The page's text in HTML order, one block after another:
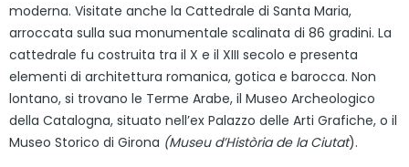
moderna. Visitate anche la Cattedrale di Santa Maria,
arroccata sulla sua monumentale scalinata di 86 gradini. La
cattedrale fu costruita tra il X e il XIII secolo e presenta
elementi di architettura romanica, gotica e barocca. Non
lontano, si trovano le Terme Arabe, il Museo Archeologico
della Catalogna, situato nell’ex Palazzo delle Arti Grafiche, o il
Museo Storico di Girona (Museu d’Història de la Ciutat).